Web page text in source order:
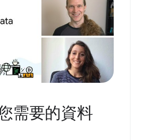
需要的資料